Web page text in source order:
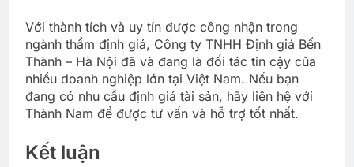
Với thành tích và uy tín được công nhận trong
ngành thẩm định giá, Công ty TNHH Định giá Bến
Thành – Hà Nội đã và đang là đối tác tin cậy của
nhiều doanh nghiệp lớn tại Việt Nam. Nếu bạn
đang có nhu cầu định giá tài sản, hãy liên hệ với
Thành Nam để được tư vấn và hỗ trợ tốt nhất.
Kết luận